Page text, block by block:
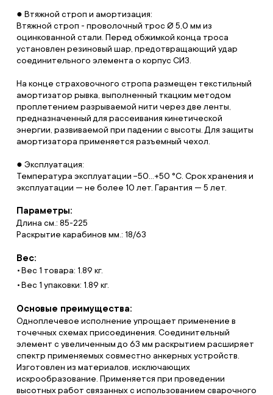
● Втяжной строп и амортизация:
Втяжной строп - проволочный трос Ø 5,0 мм из
оцинкованной стали. Перед обжимкой конца троса
установлен резиновый шар, предотвращающий удар
соединительного элемента о корпус СИЗ.
На конце страховочного стропа размещен текстильный
амортизатор рывка, выполненный ткацким методом
проплетением разрываемой нити через две ленты,
предназначенный для рассеивания кинетической
энергии, развиваемой при падении с высоты. Для защиты
амортизатора применяется разъемный чехол.
● Эксплуатация:
Температура эксплуатации −50…+50 °C. Срок хранения и
эксплуатации — не более 10 лет. Гарантия — 5 лет.
Параметры:
Длина см.: 85-225
Раскрытие карабинов мм.: 18/63
Вес:
Вес 1 товара: 1.89 кг.
Вес 1 упаковки: 1.89 кг.
Основые преимущества:
Одноплечевое исполнение упрощает применение в
точечных схемах присоединения. Соединительный
элемент с увеличенным до 63 мм раскрытием расширяет
спектр применяемых совместно анкерных устройств.
Изготовлен из материалов, исключающих
искрообразование. Применяется при проведении
высотных работ связанных с использованием сварочного